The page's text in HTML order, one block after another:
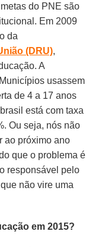
do PNE são
Em 2009
da
(DRU),
A
usassem
de 4 a 17 anos
está com taxa
Ou seja, nós não
ao próximo ano
que o problema é
responsável pelo
não vire uma
em 2015?